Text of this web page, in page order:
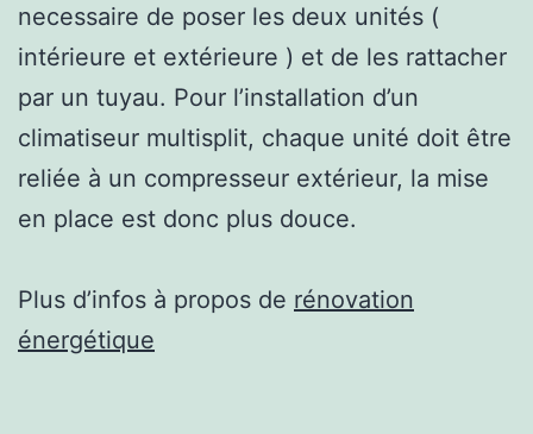
necessaire de poser les deux unités (
intérieure et extérieure ) et de les rattacher
par un tuyau. Pour l’installation d’un
climatiseur multisplit, chaque unité doit être
reliée à un compresseur extérieur, la mise
en place est donc plus douce.
Plus d’infos à propos de rénovation
énergétique